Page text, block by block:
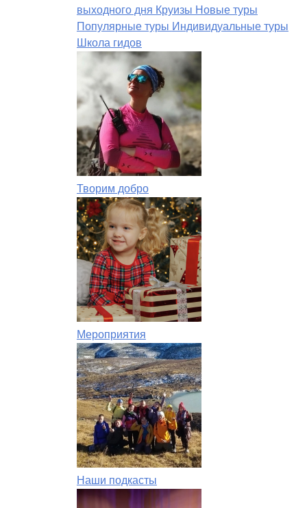
выходного дня Круизы Новые туры
Популярные туры Индивидуальные туры
Школа гидов
Творим добро
Мероприятия
Наши подкасты